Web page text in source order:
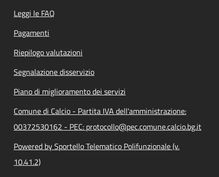
Leggi le FAQ
Pagamenti
Riepilogo valutazioni
Segnalazione disservizio
Piano di miglioramento dei servizi
Comune di Calcio - Partita IVA dell'amministrazione:
00372530162 - PEC: protocollo@pec.comune.calcio.bg.it
Powered by Sportello Telematico Polifunzionale (v.
10.41.2)